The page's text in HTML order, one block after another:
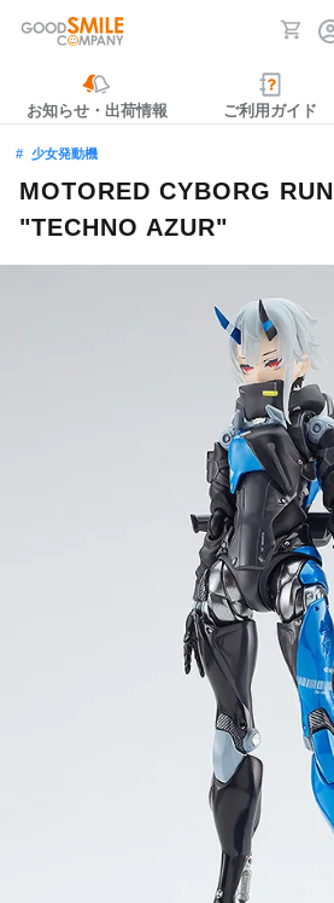
お知らせ・出荷情報 ご利用ガイド
少女発動機
MOTORED CYBORG
"TECHNO AZUR"